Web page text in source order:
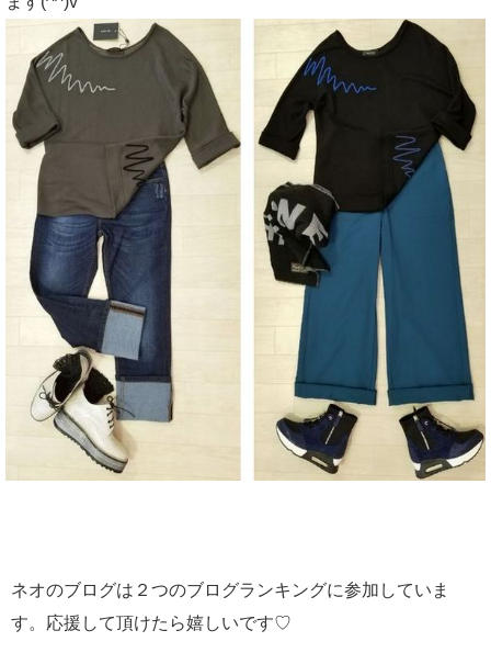
ネオのブログは２つのブログランキングに参加していま
す。応援して頂けたら嬉しいです♡